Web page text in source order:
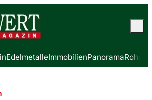
EdelmetalleImmobilienPanorama